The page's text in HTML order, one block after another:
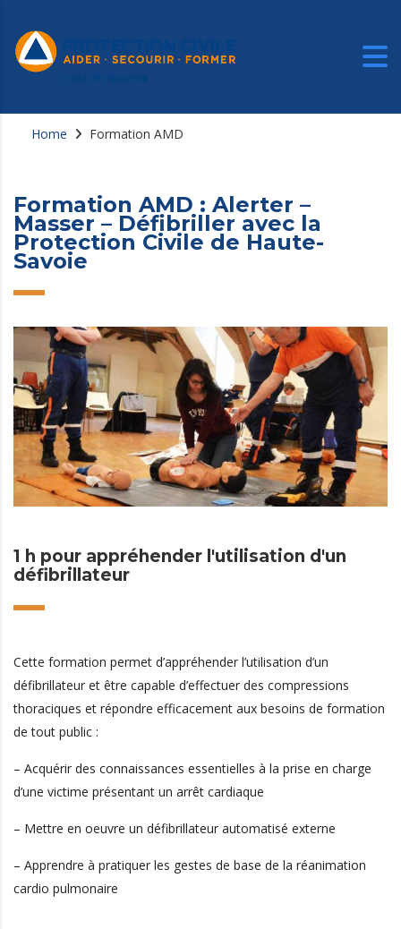
Home Formation AMD
Formation AMD : Alerter –
Masser – Défibriller avec la
Protection Civile de Haute-
Savoie
1 h pour appréhender l'utilisation d'un
défibrillateur
Cette formation permet d’appréhender l’utilisation d’un
défibrillateur et être capable d’effectuer des compressions
thoraciques et répondre efficacement aux besoins de formation
de tout public :
– Acquérir des connaissances essentielles à la prise en charge
d’une victime présentant un arrêt cardiaque
– Mettre en oeuvre un défibrillateur automatisé externe
– Apprendre à pratiquer les gestes de base de la réanimation
cardio pulmonaire